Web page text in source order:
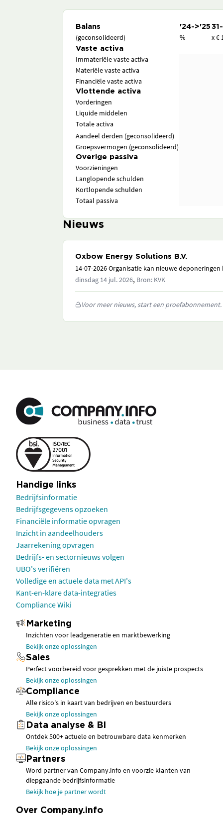
Balans '24->'25
(geconsolideerd) % x €
Vaste activa
Immateriële vaste activa
Materiële vaste activa
Financiële vaste activa
Vlottende activa
Vorderingen
Liquide middelen
Totale activa
Aandeel derden (geconsolideerd)
Groepsvermogen (geconsolideerd)
Overige passiva
Voorzieningen
Langlopende schulden
Kortlopende schulden
Totaal passiva
Nieuws
Oxbow Energy Solutions B.V.
14-07-2026 Organisatie kan nieuwe
dinsdag 14 jul. 2026, Bron: KVK
Voor meer nieuws, start een proefabonnement.
Handige links
Bedrijfsinformatie
Bedrijfsgegevens opzoeken
Financiële informatie opvragen
Inzicht in aandeelhouders
Jaarrekening opvragen
Bedrijfs- en sectornieuws volgen
UBO's verifiëren
Volledige en actuele data met API's
Kant-en-klare data-integraties
Compliance Wiki
Marketing
Inzichten voor leadgeneratie en marktbewerking
Bekijk onze oplossingen
Sales
Perfect voorbereid voor gesprekken met de juiste prospects
Bekijk onze oplossingen
Compliance
Alle risico's in kaart van bedrijven en bestuurders
Bekijk onze oplossingen
Data analyse & BI
Ontdek 500+ actuele en betrouwbare data kenmerken
Bekijk onze oplossingen
Partners
Word partner van Company.info en voorzie klanten van
diepgaande bedrijfsinformatie
Bekijk hoe je partner wordt
Over Company.info